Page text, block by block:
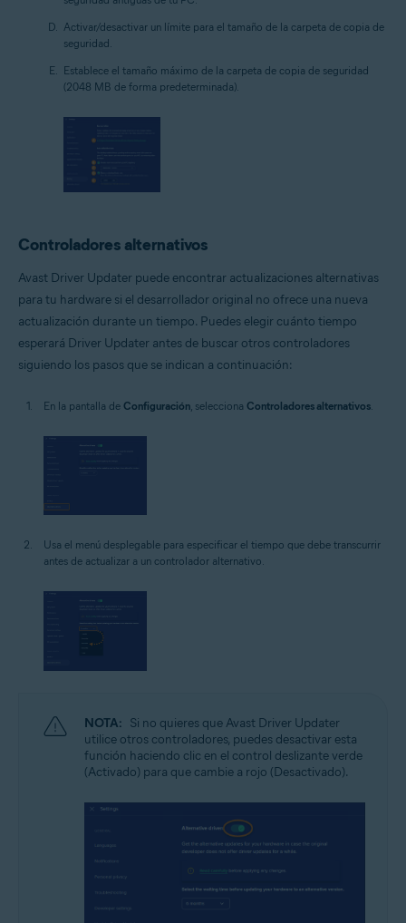
Activar/desactivar un límite para el tamaño de la carpeta de copia de
seguridad.
Establece el tamaño máximo de la carpeta de copia de seguridad
(2048 MB de forma predeterminada).
Controladores alternativos
Avast Driver Updater puede encontrar actualizaciones alternativas
para tu hardware si el desarrollador original no ofrece una nueva
actualización durante un tiempo. Puedes elegir cuánto tiempo
esperará Driver Updater antes de buscar otros controladores
siguiendo los pasos que se indican a continuación:
En la pantalla de Configuración, selecciona Controladores alternativos.
Usa el menú desplegable para especificar el tiempo que debe transcurrir
antes de actualizar a un controlador alternativo.
NOTA: Si no quieres que Avast Driver Updater
utilice otros controladores, puedes desactivar esta
función haciendo clic en el control deslizante verde
(Activado) para que cambie a rojo (Desactivado).